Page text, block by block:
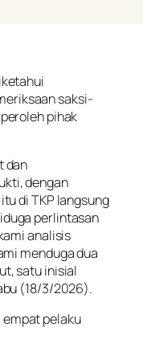
saksi-
pihak
dan
dengan
di TKP langsung
perlintasan
analisis
menduga dua
satu inisial
(18/3/2026).
empat pelaku